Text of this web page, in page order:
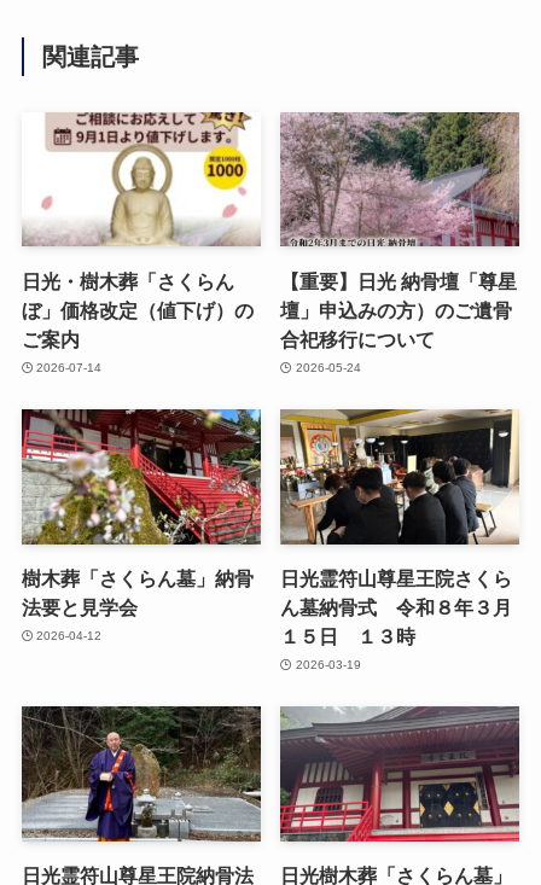
関連記事
日光・樹木葬「さくらん
ぼ」価格改定（値下げ）の
ご案内
2026-07-14
【重要】日光 納骨壇「尊星
壇」申込みの方）のご遺骨
合祀移行について
2026-05-24
樹木葬「さくらん墓」納骨
法要と見学会
2026-04-12
日光霊符山尊星王院さくら
ん墓納骨式 令和８年３月
１５日 １３時
2026-03-19
日光霊符山尊星王院納骨法
日光樹木葬「さくらん墓」